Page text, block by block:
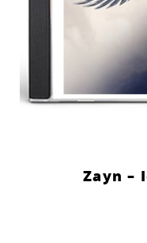
Zayn –